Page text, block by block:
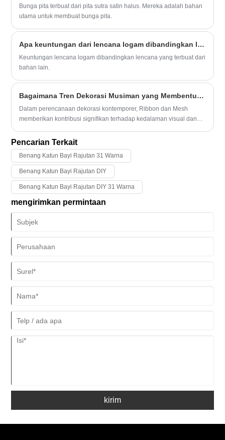
Bunga pita terbuat dari pita sutra satin halus. Mereka adalah bahan
utama untuk membuat bunga pita.
Apa keuntungan dari lencana logam dibandingkan lencana yang terbuat dari bahan lain?
Keuntungan lencana logam dibandingkan lencana yang terbuat dari
bahan lain.
Bagaimana Tren Dekorasi Musiman yang Membentuk Pita dan Jala?
Dalam perencanaan dekorasi kontemporer, Ribbon dan Mesh
memberikan kontribusi signifikan terhadap kedalaman visual dan
pesta, desain kemasan, dan gaya suasana interior. Kemampuan
beradaptasinya memungkinkan pencipta untuk menggabungkan
tekstur mengalir lembut dengan bentuk terstruktur, memungkinkan
hasil desain yang lebih dinamis dan ekspresif. Meningkatnya
permintaan akan bahan dekoratif serbaguna semakin memperkuat
posisinya dalam rantai pasokan.
Pencarian Terkait
Benang Katun Bayi Rajutan 31 Warna
Benang Katun Bayi Rajutan DIY
Benang Katun Bayi Rajutan DIY 31 Warna
mengirimkan permintaan
kirim